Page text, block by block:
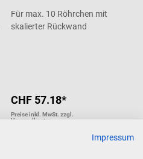
Für max. 10 Röhrchen mit
skalierter Rückwand
CHF 57.18*
Preise inkl. MwSt. zzgl.
Versandkosten
In den WarenkorbImpressum